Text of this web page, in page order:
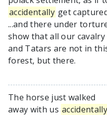
accidentally get
...and there under
show that all our cavalry
and Tatars are not in
forest, but there.
The horse just walked
away with us